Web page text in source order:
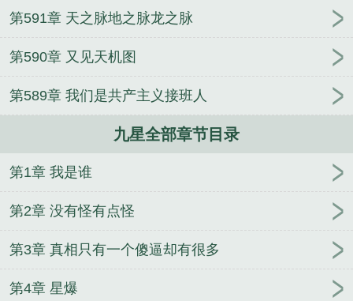
诀 九星叶 九星连珠图片 九星神龙诀全文免费阅
别
九星飞宫的推算方法
九
释详细说明 仙逆九星古神相当于什么修为
九星霸体
九星霸体诀免费全文阅读
章节
九星城招商宣传片正式发布
九星异象是好事还
是坏事 九星霸体诀最新章节更新
九星神龙诀江玄免
费阅读
九星二黑打一正确生肖
九星异相是什么意
九星
照命口诀
第591章 天之脉地之脉龙之脉
第590章 又见天机图
第589章 我们是共产主义接班人
九星全部章节目录
第1章 我是谁
第2章 没有怪有点怪
第3章 真相只有一个傻逼却有很多
第4章 星爆